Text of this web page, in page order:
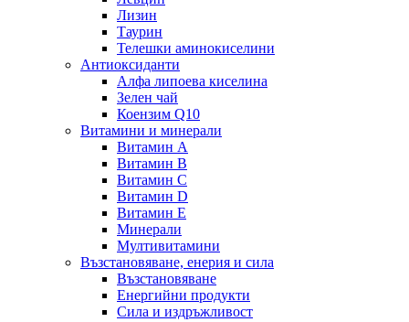
Лизин
Таурин
Телешки аминокиселини
Антиоксиданти
Алфа липоева киселина
Зелен чай
Коензим Q10
Витамини и минерали
Витамин А
Витамин B
Витамин C
Витамин D
Витамин E
Минерали
Мултивитамини
Възстановяване, енерия и сила
Възстановяване
Енергийни продукти
Сила и издръжливост